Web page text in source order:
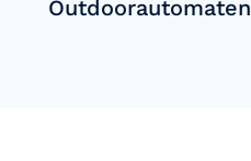
Outdoorautomaten